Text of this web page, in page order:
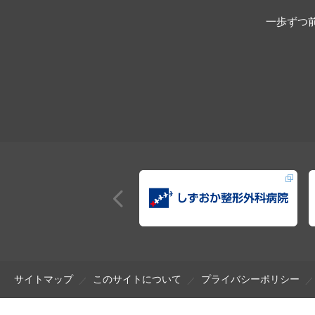
一歩ずつ
サイトマップ このサイトについて プライバシーポリシー